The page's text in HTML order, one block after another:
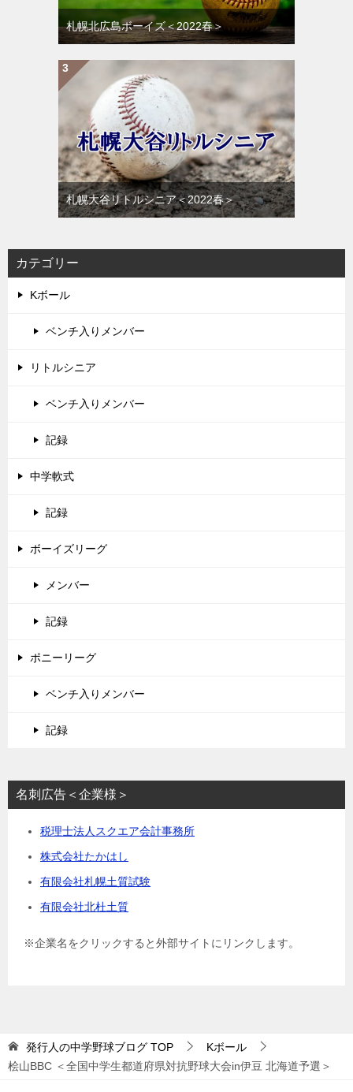
札幌北広島ボーイズ＜2022春＞
札幌大谷リトルシニア＜2022春＞
カテゴリー
Kボール
ベンチ入りメンバー
リトルシニア
ベンチ入りメンバー
記録
中学軟式
記録
ボーイズリーグ
メンバー
記録
ポニーリーグ
ベンチ入りメンバー
記録
名刺広告＜企業様＞
税理士法人スクエア会計事務所
株式会社たかはし
有限会社札幌土質試験
有限会社北杜土質
※企業名をクリックすると外部サイトにリンクします。
発行人の中学野球ブログ TOP
Kボール
桧山BBC ＜全国中学生都道府県対抗野球大会in伊豆 北海道予選＞